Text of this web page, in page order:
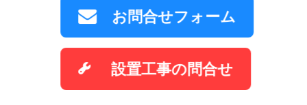
お問合せフォーム
設置工事の問合せ